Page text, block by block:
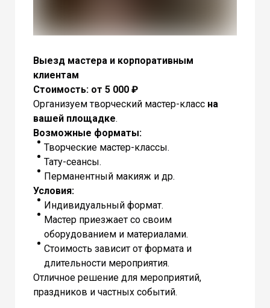
Выезд мастера и корпоративным
клиентам
Стоимость: от 5 000 ₽
Организуем творческий мастер-класс на
вашей площадке.
Возможные форматы:
Творческие мастер-классы.
Тату-сеансы.
Перманентный макияж и др.
Условия:
Индивидуальный формат.
Мастер приезжает со своим
оборудованием и материалами.
Стоимость зависит от формата и
длительности мероприятия.
Отличное решение для мероприятий,
праздников и частных событий.